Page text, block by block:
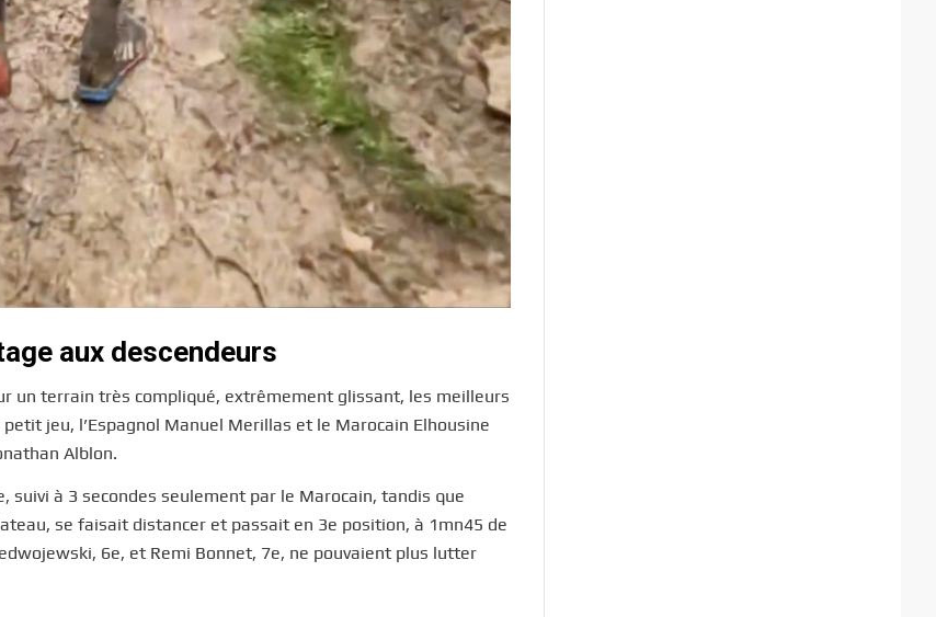
aux descendeurs
un terrain très compliqué, extrêmement glissant, les meilleurs
jeu, l’Espagnol Manuel Merillas et le Marocain Elhousine
Alblon.
suivi à 3 secondes seulement par le Marocain, tandis que
se faisait distancer et passait en 3e position, à 1mn45 de
6e, et Remi Bonnet, 7e, ne pouvaient plus lutter